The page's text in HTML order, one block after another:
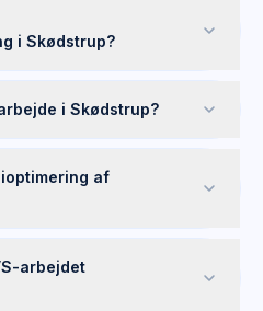
i Skødstrup?
i Skødstrup?
af
arbejdet